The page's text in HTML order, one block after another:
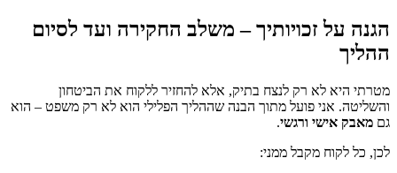
הגנה על זכויותיך – משלב החקירה ועד לסיום
ההליך
מטרתי היא לא רק לנצח בתיק, אלא להחזיר ללקוח את הביטחון
והשליטה. אני פועל מתוך הבנה שההליך הפלילי הוא לא רק משפט – הוא
גם מאבק אישי ורגשי.
לכן, כל לקוח מקבל ממני: